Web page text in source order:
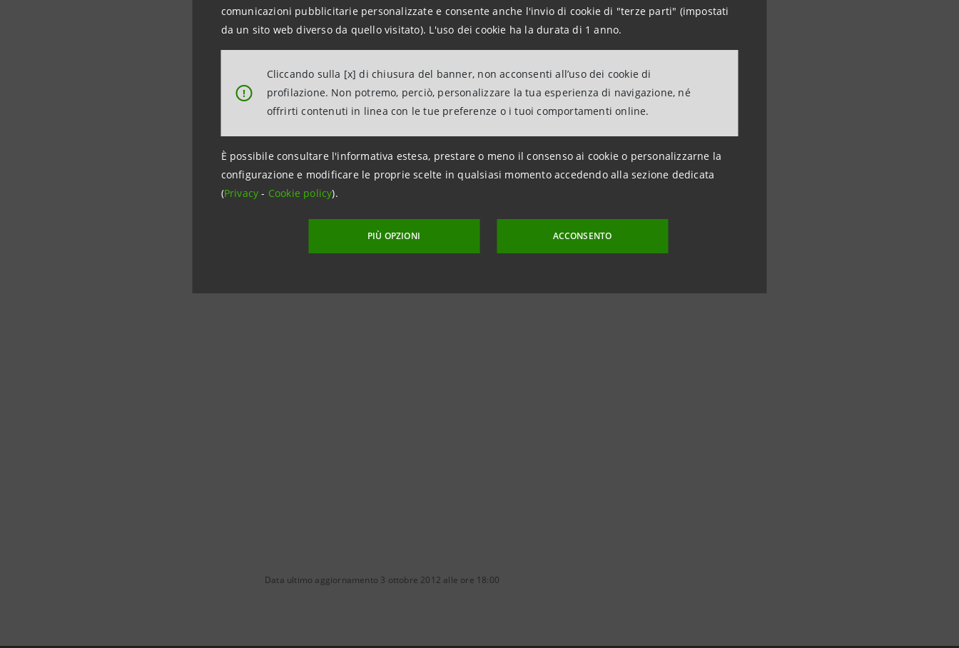
comunicazioni pubblicitarie personalizzate e consente anche l'invio di cookie di "terze parti" (impostati
da un sito web diverso da quello visitato). L'uso dei cookie ha la durata di 1 anno.
!
Cliccando sulla [x] di chiusura del banner, non acconsenti all’uso dei cookie di
profilazione. Non potremo, perciò, personalizzare la tua esperienza di navigazione, né
offrirti contenuti in linea con le tue preferenze o i tuoi comportamenti online.
È possibile consultare l'informativa estesa, prestare o meno il consenso ai cookie o personalizzarne la
configurazione e modificare le proprie scelte in qualsiasi momento accedendo alla sezione dedicata
(Privacy- Cookie policy).
PIÙ OPZIONI ACCONSENTO
Investor Relations
+39.02.87943180
investor.relations@intesasanpaolo.com
Media Relations
group.intesasanpaolo.com
Data ultimo aggiornamento 3 ottobre 2012 alle ore 18:00